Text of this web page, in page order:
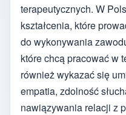
terapeutycznych. W
kształcenia, które
do wykonywania
które chcą pracować w
również wykazać się
empatia, zdolność
nawiązywania relacji z